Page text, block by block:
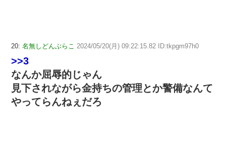
20: 名無しどんぶらこ 2024/05/20(月) 09:22:15.82 ID:tkpgm97h0
>>3
なんか屈辱的じゃん
見下されながら金持ちの管理とか警備なんて
やってらんねぇだろ